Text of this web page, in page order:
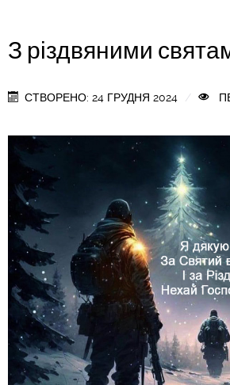
З різдвяними
СТВОРЕНО: 24 ГРУДНЯ 2024